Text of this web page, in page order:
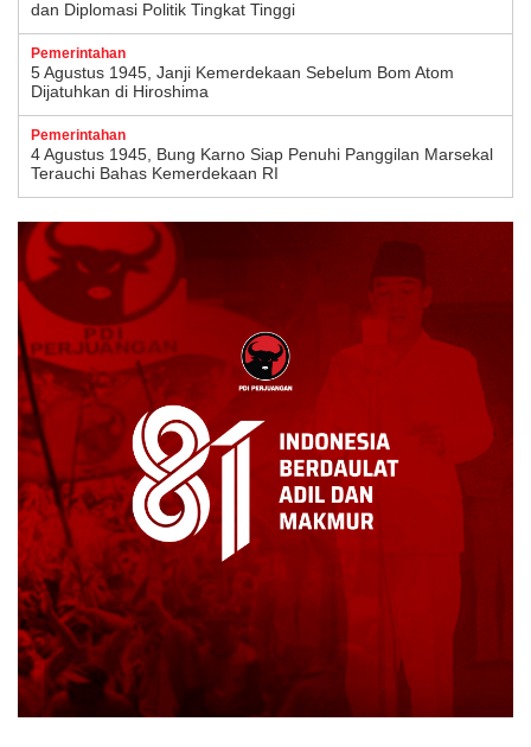
dan Diplomasi Politik Tingkat Tinggi
Pemerintahan
5 Agustus 1945, Janji Kemerdekaan Sebelum Bom Atom
Dijatuhkan di Hiroshima
Pemerintahan
4 Agustus 1945, Bung Karno Siap Penuhi Panggilan Marsekal
Terauchi Bahas Kemerdekaan RI